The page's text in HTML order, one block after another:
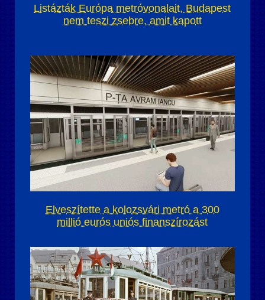
Listázták Európa metróvonalait, Budapest
nem teszi zsebre, amit kapott
Elveszítette a kolozsvári metró a 300
millió eurós uniós finanszírozást